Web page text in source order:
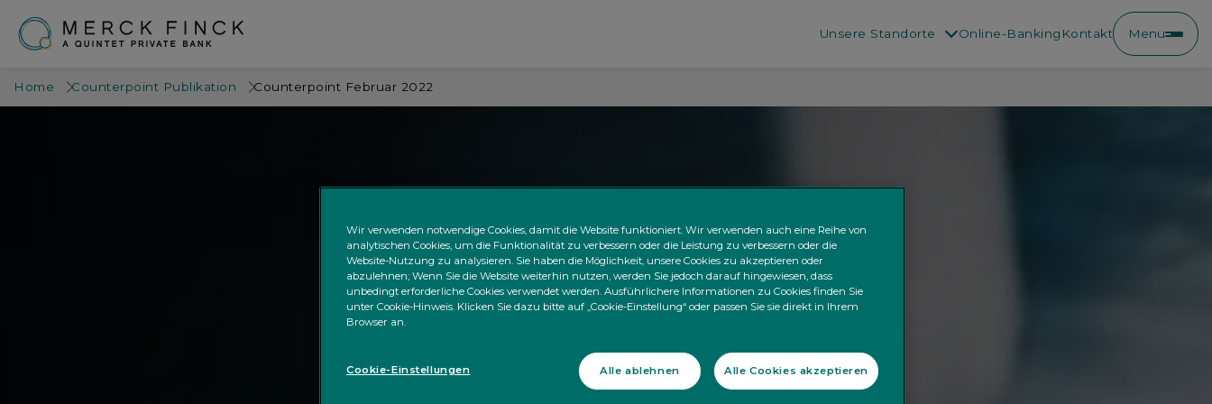
Unsere Standorte Online-Banking Kontakt Menu
Home Counterpoint Publikation Counterpoint Februar 2022
Wir verwenden notwendige Cookies, damit die Website funktioniert. Wir verwenden auch eine Reihe von
analytischen Cookies, um die Funktionalität zu verbessern oder die Leistung zu verbessern oder die
Website-Nutzung zu analysieren. Sie haben die Möglichkeit, unsere Cookies zu akzeptieren oder
abzulehnen; Wenn Sie die Website weiterhin nutzen, werden Sie jedoch darauf hingewiesen, dass
unbedingt erforderliche Cookies verwendet werden. Ausführlichere Informationen zu Cookies finden Sie
unter Cookie-Hinweis. Klicken Sie dazu bitte auf „Cookie-Einstellung“ oder passen Sie sie direkt in Ihrem
Browser an.
Cookie-Einstellungen Alle ablehnen Alle Cookies akzeptieren